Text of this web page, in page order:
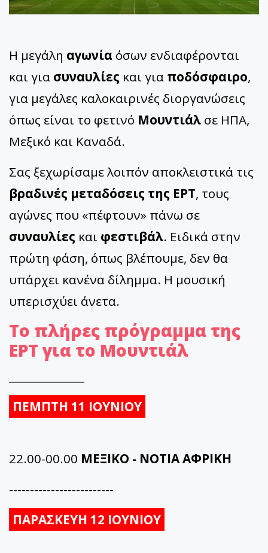
Η μεγάλη αγωνία όσων ενδιαφέρονται
και για συναυλίες και για ποδόσφαιρο,
για μεγάλες καλοκαιρινές διοργανώσεις
όπως είναι το φετινό Μουντιάλ σε ΗΠΑ,
Μεξικό και Καναδά.
Σας ξεχωρίσαμε λοιπόν αποκλειστικά τις
βραδινές μεταδόσεις της ΕΡΤ, τους
αγώνες που «πέφτουν» πάνω σε
συναυλίες και φεστιβάλ. Ειδικά στην
πρώτη φάση, όπως βλέπουμε, δεν θα
υπάρχει κανένα δίλημμα. Η μουσική
υπερισχύει άνετα.
Το πλήρες πρόγραμμα της
ΕΡΤ για το Μουντιάλ
ΠΕΜΠΤΗ 11 ΙΟΥΝΙΟΥ
22.00-00.00 ΜΕΞΙΚΟ - ΝΟΤΙΑ ΑΦΡΙΚΗ
-------------------------
ΠΑΡΑΣΚΕΥΗ 12 ΙΟΥΝΙΟΥ